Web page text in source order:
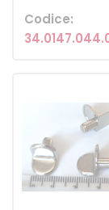
Codice: